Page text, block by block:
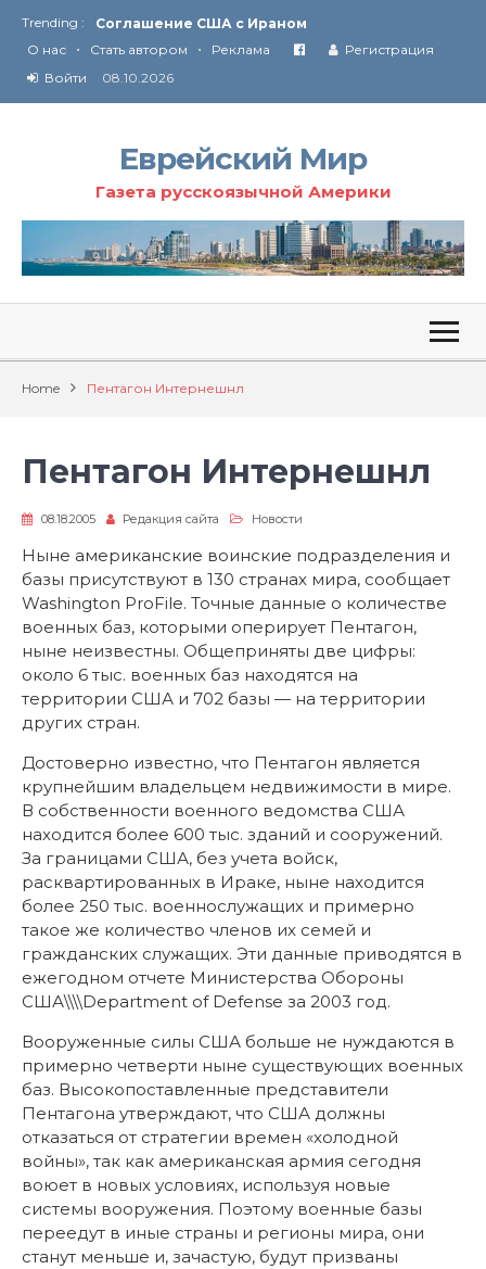
Trending :
Соглашение США с Ираном
Технология Революции в Иране
О нас • Стать автором • Реклама
Регистрация
Войти
08.10.2026
Еврейский Мир
Газета русскоязычной Америки
Home Пентагон Интернешнл
Пентагон Интернешнл
08.18.2005 Редакция сайта Новости
Ныне американские воинские подразделения и
базы присутствуют в 130 странах мира, сообщает
Washington ProFile. Точные данные о количестве
военных баз, которыми оперирует Пентагон,
ныне неизвестны. Общеприняты две цифры:
около 6 тыс. военных баз находятся на
территории США и 702 базы — на территории
других стран.
Достоверно известно, что Пентагон является
крупнейшим владельцем недвижимости в мире.
В собственности военного ведомства США
находится более 600 тыс. зданий и сооружений.
За границами США, без учета войск,
расквартированных в Ираке, ныне находится
более 250 тыс. военнослужащих и примерно
такое же количество членов их семей и
гражданских служащих. Эти данные приводятся в
ежегодном отчете Министерства Обороны
США\\\\Deрartment of Defense за 2003 год.
Вооруженные силы США больше не нуждаются в
примерно четверти ныне существующих военных
баз. Высокопоставленные представители
Пентагона утверждают, что США должны
отказаться от стратегии времен «холодной
войны», так как американская армия сегодня
воюет в новых условиях, используя новые
системы вооружения. Поэтому военные базы
переедут в иные страны и регионы мира, они
станут меньше и, зачастую, будут призваны